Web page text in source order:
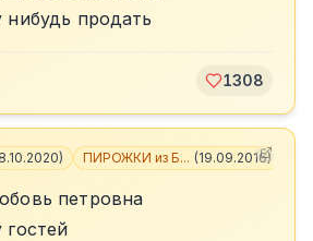
нибудь продать
1308
) ПИРОЖКИ из Б... (19.09.2016)
петровна
гостей